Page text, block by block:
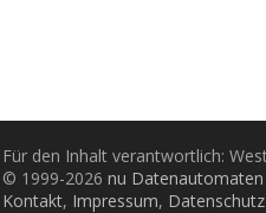
Für den Inhalt verantwortlich:
© 1999-2026 nu
Kontakt, Impressum, Datenschutz